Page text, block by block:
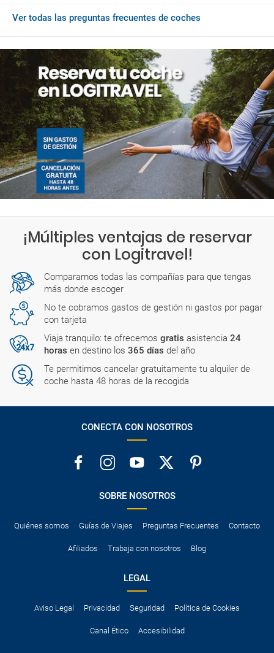
El horario más habitual de las compañías de rent a car en este
Lunes: 00:01-23:59
Martes: 00:01-23:59
Miércoles: 00:01-23:59
Jueves: 00:01-23:59
Viernes: 00:01-23:59
Sábado: 00:01-23:59
También hay compañías con oficinas abiertas todo el día.
Encontrarás más detalles sobre los horarios exactos durante el
proceso de reserva.
Ver todas las preguntas frecuentes de coches
¡Múltiples ventajas de reservar
con Logitravel!
Comparamos todas las compañías para que tengas
más donde escoger
No te cobramos gastos de gestión ni gastos por pagar
con tarjeta
Viaja tranquilo: te ofrecemos gratis asistencia 24
horas en destino los 365 días del año
Te permitimos cancelar gratuitamente tu alquiler de
coche hasta 48 horas de la recogida
CONECTA CON NOSOTROS
SOBRE NOSOTROS
Quiénes somos Guías de Viajes Preguntas Frecuentes Contacto
Afiliados Trabaja con nosotros Blog
LEGAL
Aviso Legal Privacidad Seguridad Política de Cookies
Canal Ético Accesibilidad